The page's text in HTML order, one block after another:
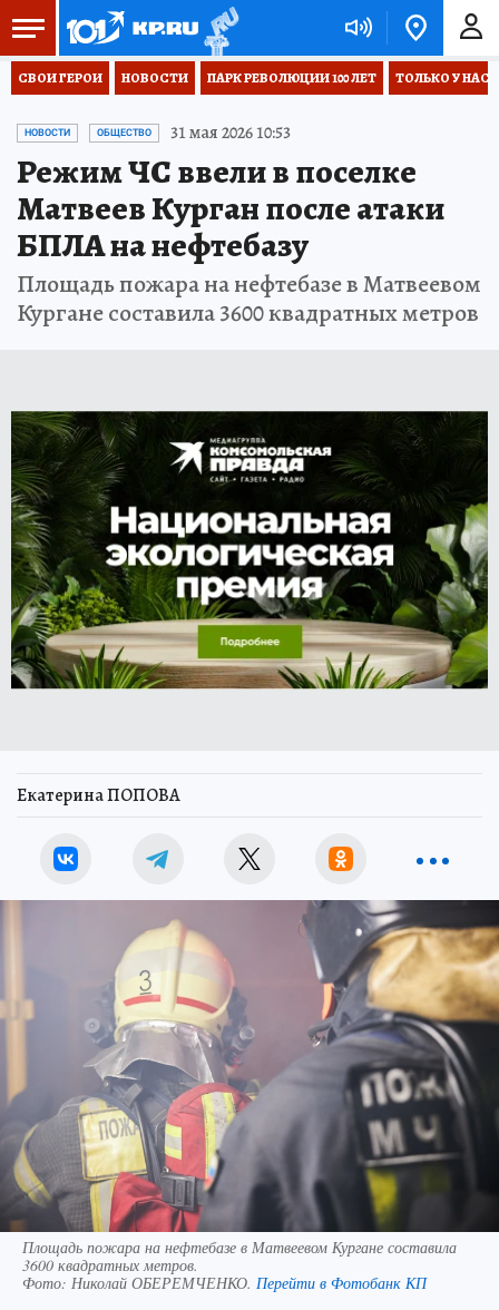
СВОИ ГЕРОИ НОВОСТИ ПАРК РЕВОЛЮЦИИ 100 ЛЕТ ТОЛЬКО У НАС
НОВОСТИ ОБЩЕСТВО 31 мая 2026 10:53
Режим ЧС ввели в поселке
Матвеев Курган после атаки
БПЛА на нефтебазу
Площадь пожара на нефтебазе в Матвеевом
Кургане составила 3600 квадратных метров
Екатерина ПОПОВА
Площадь пожара на нефтебазе в Матвеевом Кургане составила
3600 квадратных метров.
Фото: Николай ОБЕРЕМЧЕНКО. Перейти в Фотобанк КП